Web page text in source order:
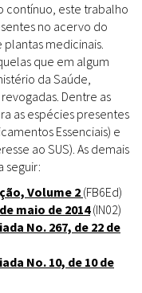
contínuo, este trabalho
no acervo do
plantas medicinais.
que em algum
da Saúde,
Dentre as
as espécies presentes
Essenciais) e
ao SUS). As demais
seguir:
Volume 2 (FB6Ed)
maio de 2014(IN02)
No. 267, de 22 de
No. 10, de 10 de